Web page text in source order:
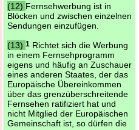
(12) Fernsehwerbung ist in
Blöcken und zwischen einzelnen
Sendungen einzufügen.
(13) 1Richtet sich die Werbung
in einem Fernsehprogramm
eigens und häufig an Zuschauer
eines anderen Staates, der das
Europäische Übereinkommen
über das grenzüberschreitende
Fernsehen ratifiziert hat und
nicht Mitglied der Europäischen
Gemeinschaft ist, so dürfen die